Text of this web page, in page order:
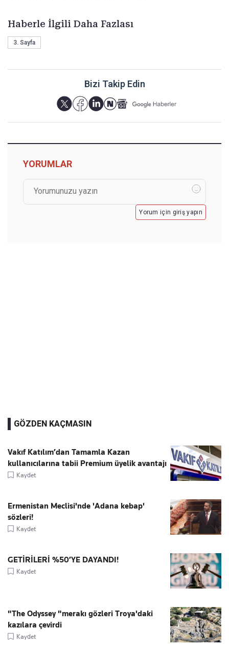
Haberle İlgili Daha Fazlası
3. Sayfa
Bizi Takip Edin
YORUMLAR
Yorum için giriş yapın
GÖZDEN KAÇMASIN
Vakıf Katılım’dan Tamamla Kazan
kullanıcılarına tabii Premium üyelik avantajı
Kaydet
Ermenistan Meclisi'nde 'Adana kebap'
sözleri!
Kaydet
GETİRİLERİ %50’YE DAYANDI!
Kaydet
"The Odyssey "merakı gözleri Troya'daki
kazılara çevirdi
Kaydet